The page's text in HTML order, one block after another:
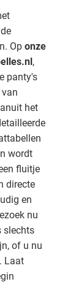
Op onze
,
panty's
het
wordt
fluitje
directe
en
nu
slechts
of u nu
Laat